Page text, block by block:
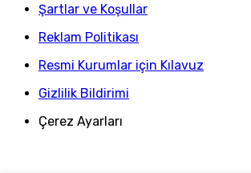
Şartlar ve Koşullar
Reklam Politikası
Resmi Kurumlar için Kılavuz
Gizlilik Bildirimi
Çerez Ayarları